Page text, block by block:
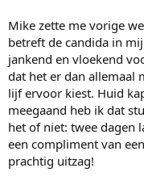
Mike zette me vorige
betreft de candida in
jankend en vloekend
dat het er dan allemaal
lijf ervoor kiest. Huid
meegaand heb ik dat
het of niet: twee dagen
een compliment van
prachtig uitzag!